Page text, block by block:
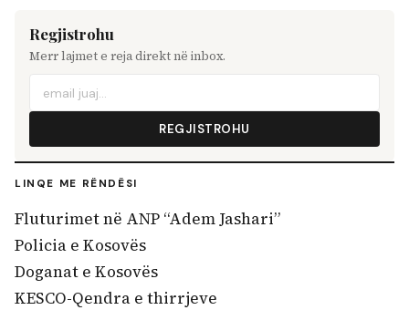
Regjistrohu
Merr lajmet e reja direkt në inbox.
REGJISTROHU
LINQE ME RËNDËSI
Fluturimet në ANP “Adem Jashari”
Policia e Kosovës
Doganat e Kosovës
KESCO-Qendra e thirrjeve